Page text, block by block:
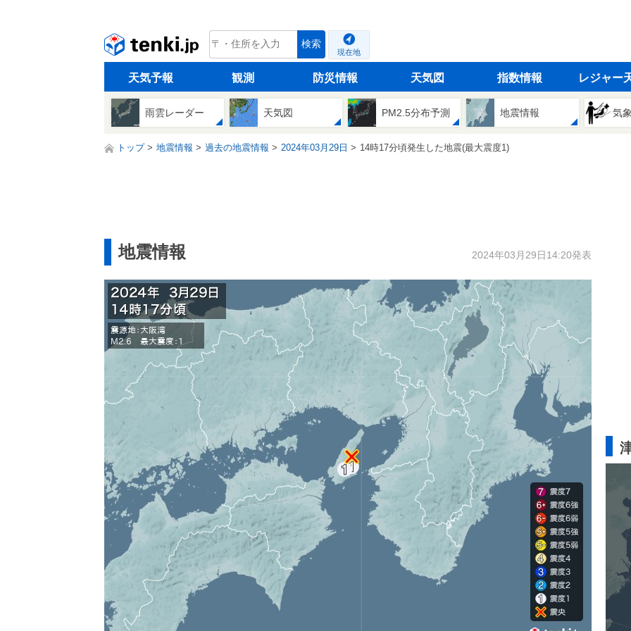
tenki.jp 検索
現在地
天気予報 観測 防災情報 天気図 指数情報 レジャー
雨雲レーダー 天気図 PM2.5分布予測 地震情報 気
トップ 地震情報 過去の地震情報 2024年03月29日 14時17分頃発生した地震(最大震度1)
地震情報 2024年03月29日14:20発表